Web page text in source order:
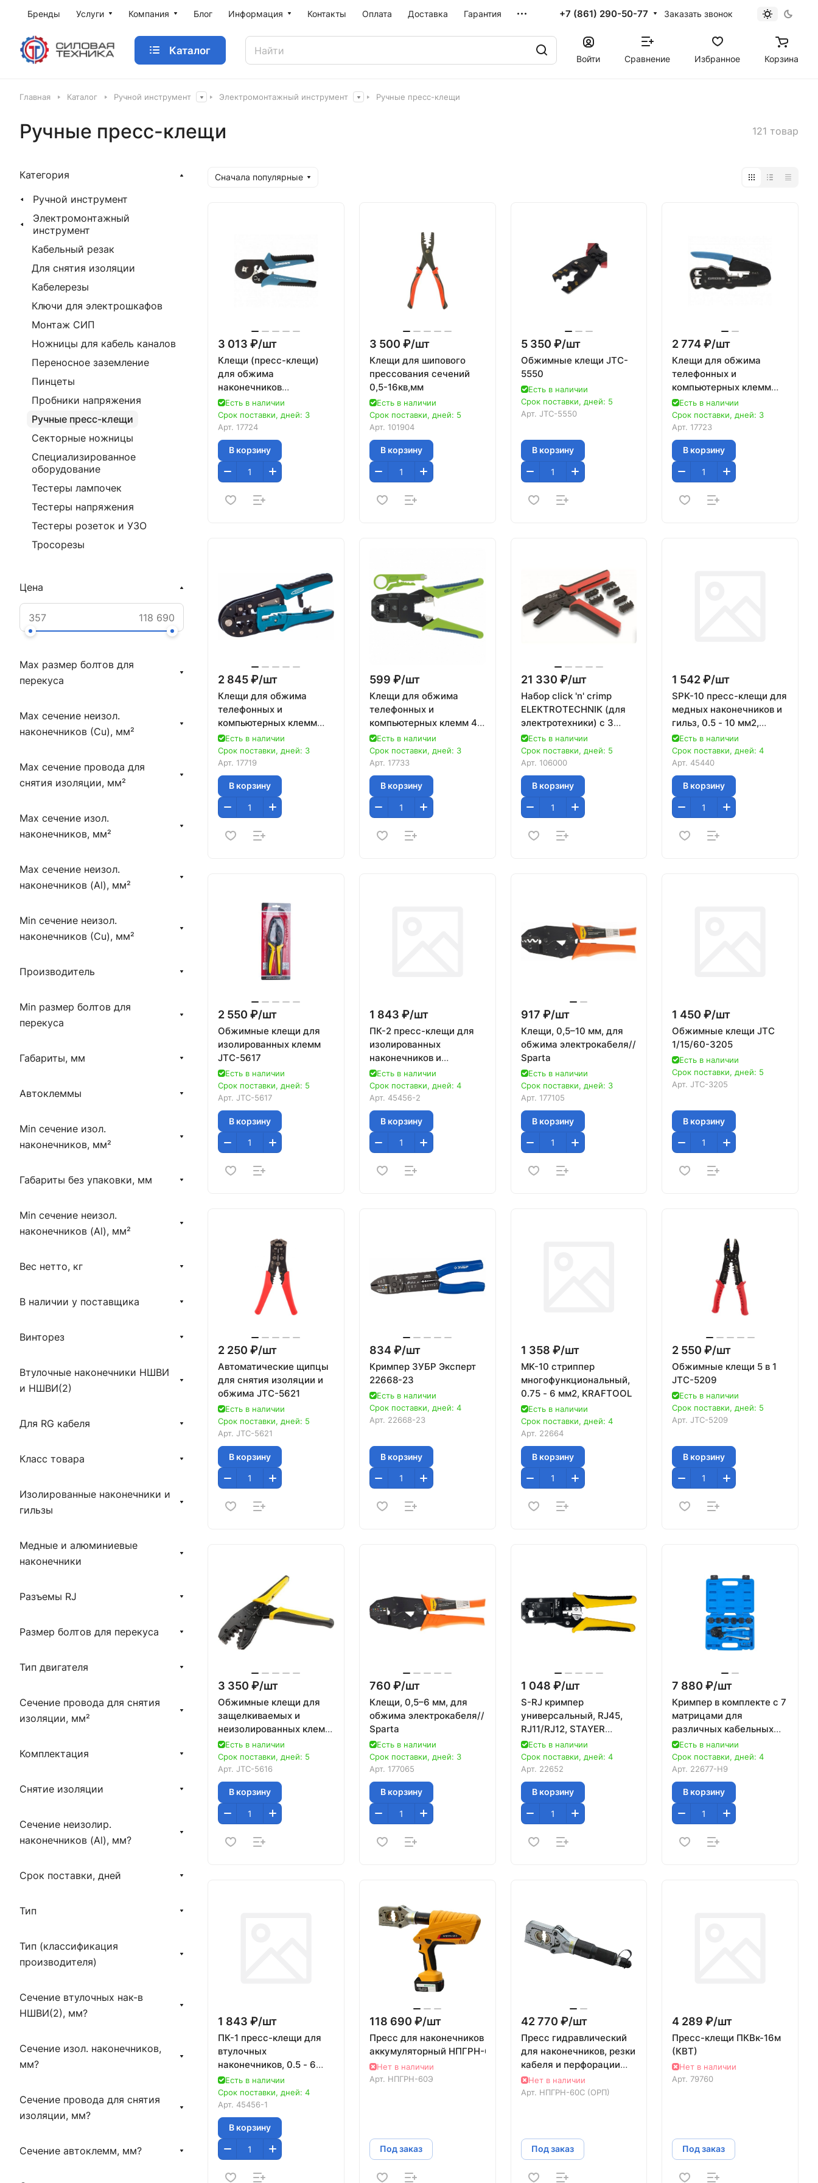
Бренды Услуги Компания Блог Информация Контакты Оплата Доставка Гарантия +7 (861) 290-50-77 Заказать звонок
Каталог
Войти Сравнение Избранное Корзина
Главная Каталог Ручной инструмент Электромонтажный инструмент Ручные пресс-клещи
Ручные пресс-клещи 121 товар
Сначала популярные
3 013 ₽/шт
Клещи (пресс-клещи)
для обжима
наконечников
электропроводов с
сечением 0,25-8 мм2//
Gross
Есть в наличии
Срок поставки, дней: 3
Арт. 17724
В корзину
3 500 ₽/шт
Клещи для шипового
прессования сечений
0,5-16кв,мм
Есть в наличии
Срок поставки, дней: 5
Арт. 101904
В корзину
5 350 ₽/шт
Обжимные клещи JTC-
5550
Есть в наличии
Срок поставки, дней: 5
Арт. JTC-5550
В корзину
2 774 ₽/шт
Клещи для обжима
телефонных и
компьютерных клемм
RJ45, 8P и RJ11/12, 6P,
компакт., CAT5// Gross
Есть в наличии
Срок поставки, дней: 3
Арт. 17723
В корзину
2 845 ₽/шт
Клещи для обжима
телефонных и
компьютерных клемм
RJ45, 8P и RJ11/12, 6P //
Gross
Есть в наличии
Срок поставки, дней: 3
Арт. 17719
В корзину
599 ₽/шт
Клещи для обжима
телефонных и
компьютерных клемм 4P,
6P, 8P, функция
обрезания проводов//
Сибртех
Есть в наличии
Срок поставки, дней: 3
Арт. 17733
В корзину
21 330 ₽/шт
Набор click 'n' crimp
ELEKTROTECHNIK (для
электротехники) с 3
парами вкладышей:
Есть в наличии
Срок поставки, дней: 5
Арт. 106000
В корзину
1 542 ₽/шт
SPK-10 пресс-клещи для
медных наконечников и
гильз, 0.5 - 10 мм2,
STAYER Professional
Есть в наличии
Срок поставки, дней: 4
Арт.45440
В корзину
2 550 ₽/шт
Обжимные клещи для
изолированных клемм
JTC-5617
Есть в наличии
Срок поставки, дней: 5
Арт. JTC-5617
В корзину
1 843 ₽/шт
ПК-2 пресс-клещи для
изолированных
наконечников и
соединительных муфт,
0.5 - 6 мм2, ЗУБР
Профессион
Есть в наличии
Срок поставки, дней: 4
Арт. 45456-2
В корзину
917 ₽/шт
Клещи, 0,5–10 мм, для
обжима электрокабеля//
Sparta
Есть в наличии
Срок поставки, дней: 3
Арт. 177105
В корзину
1 450 ₽/шт
Обжимные клещи JTC
1/15/60-3205
Есть в наличии
Срок поставки, дней: 5
Арт.JTC-3205
В корзину
2 250 ₽/шт
Автоматические щипцы
для снятия изоляции и
обжима JTC-5621
Есть в наличии
Срок поставки, дней: 5
Арт. JTC-5621
В корзину
834 ₽/шт
Кримпер ЗУБР Эксперт
22668-23
Есть в наличии
Срок поставки, дней: 4
Арт. 22668-23
В корзину
1 358 ₽/шт
MK-10 стриппер
многофункциональный,
0.75 - 6 мм2, KRAFTOOL
Есть в наличии
Срок поставки, дней: 4
Арт. 22664
В корзину
2 550 ₽/шт
Обжимные клещи 5 в 1
JTC-5209
Есть в наличии
Срок поставки, дней: 5
Арт.JTC-5209
В корзину
3 350 ₽/шт
Обжимные клещи для
защелкиваемых и
неизолированных клемм
JTC-5616
Есть в наличии
Срок поставки, дней: 5
Арт. JTC-5616
В корзину
760 ₽/шт
Клещи, 0,5–6 мм, для
обжима электрокабеля//
Sparta
Есть в наличии
Срок поставки, дней: 3
Арт. 177065
В корзину
1 048 ₽/шт
S-RJ кримпер
универсальный, RJ45,
RJ11/RJ12, STAYER
Professional
Есть в наличии
Срок поставки, дней: 4
Арт. 22652
В корзину
7 880 ₽/шт
Кримпер в комплекте с 7
матрицами для
различных кабельных
наконечников, в кейсе
Зубр СУПЕР-КОННЕКТ 2
Есть в наличии
Срок поставки, дней: 4
Арт. 22677-H9
В корзину
1 843 ₽/шт
ПК-1 пресс-клещи для
втулочных
наконечников, 0.5 - 6
мм2, ЗУБР
Профессионал
Есть в наличии
Срок поставки, дней: 4
Арт. 45456-1
В корзину
118 690 ₽/шт
Пресс для наконечников
аккумуляторный НПГРН-60Э
Нет в наличии
Арт. НПГРН-60Э
Под заказ
42 770 ₽/шт
Пресс гидравлический
для наконечников, резки
кабеля и перфорации
металла НПГРН-60С (ОРП)
Нет в наличии
Арт. НПГРН-60С (ОРП)
Под заказ
4 289 ₽/шт
Пресс-клещи ПКВк-16м
(КВТ)
Нет в наличии
Арт. 79760
Под заказ
Категория
Ручной инструмент
Электромонтажный
инструмент
Кабельный резак
Для снятия изоляции
Кабелерезы
Ключи для электрошкафов
Монтаж СИП
Ножницы для кабель каналов
Переносное заземление
Пинцеты
Пробники напряжения
Ручные пресс-клещи
Секторные ножницы
Специализированное
оборудование
Тестеры лампочек
Тестеры напряжения
Тестеры розеток и УЗО
Тросорезы
Цена
Max размер болтов для
перекуса
Max сечение неизол.
наконечников (Сu), мм²
Max сечение провода для
снятия изоляции, мм²
Max сечение изол.
наконечников, мм²
Max сечение неизол.
наконечников (Al), мм²
Min сечение неизол.
наконечников (Сu), мм²
Производитель
Min размер болтов для
перекуса
Габариты, мм
Автоклеммы
Min сечение изол.
наконечников, мм²
Габариты без упаковки, мм
Min сечение неизол.
наконечников (Al), мм²
Вес нетто, кг
В наличии у поставщика
Винторез
Втулочные наконечники НШВИ
и НШВИ(2)
Для RG кабеля
Класс товара
Изолированные наконечники и
гильзы
Медные и алюминиевые
наконечники
Разъемы RJ
Размер болтов для перекуса
Тип двигателя
Сечение провода для снятия
изоляции, мм²
Комплектация
Снятие изоляции
Сечение неизолир.
наконечников (Al), мм?
Срок поставки, дней
Тип
Тип (классификация
производителя)
Сечение втулочных нак-в
НШВИ(2), мм?
Сечение изол. наконечников,
мм?
Сечение провода для снятия
изоляции, мм?
Сечение автоклемм, мм?